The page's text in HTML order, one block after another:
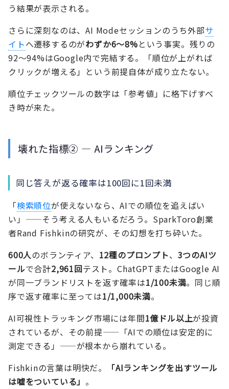
う結果が表示される。
さらに深刻なのは、AI Modeセッションのうち外部サ
イトへ遷移するのがわずか6〜8%という事実。残りの
92〜94%はGoogle内で完結する。「順位が上がれば
クリックが増える」という前提自体が成り立たない。
順位チェックツールの数字は「参考値」に格下げすべ
き時が来た。
壊れた指標② — AIランキング
同じ答えが返る確率は100回に1回未満
「検索順位が使えないなら、AIでの順位を追えばい
い」——そう考える人もいるだろう。SparkToro創業
者Rand Fishkinの研究が、その幻想を打ち砕いた。
600人のボランティア、 12種のプロンプト、 3つのAIツ
ールで合計2,961回テスト。ChatGPTまたはGoogle AI
が同一ブランドリストを返す確率は1/100未満。同じ順
序で返す確率に至っては1/1,000未満。
AI可視性トラッキング市場には年間1億ドル以上が投資
されているが、その前提——「AIでの順位は安定的に
測定できる」——が根本から崩れている。
Fishkinの言葉は明快だ。
「AIランキングを出すツール
は嘘をついている」 。